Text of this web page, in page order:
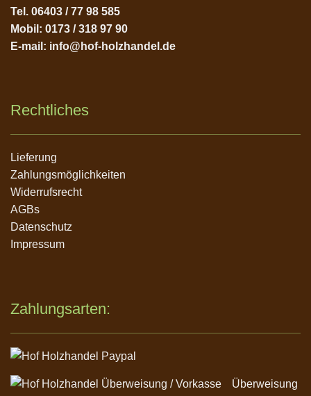
Tel. 06403 / 77 98 585
Mobil: 0173 / 318 97 90
E-mail: info@hof-holzhandel.de
Rechtliches
Navigation
überspringen
Lieferung
Zahlungsmöglichkeiten
Widerrufsrecht
AGBs
Datenschutz
Impressum
Zahlungsarten:
Überweisung